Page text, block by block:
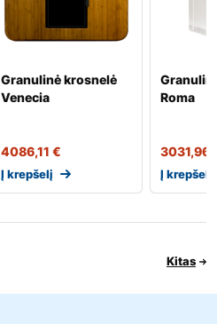
Granulinė krosnelė
Venecia
4086,11 €
Į krepšelį
Roma
3031,96
Į krepšelį
Kitas